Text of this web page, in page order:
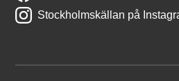
Stockholmskällan på